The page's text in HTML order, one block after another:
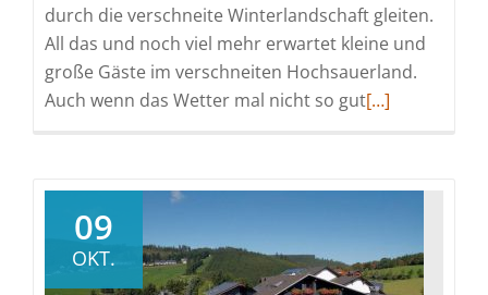
durch die verschneite Winterlandschaft gleiten.
All das und noch viel mehr erwartet kleine und
große Gäste im verschneiten Hochsauerland.
Auch wenn das Wetter mal nicht so gutRead
schneit…
[…]
09
OKT.